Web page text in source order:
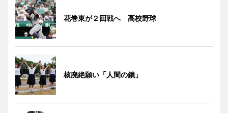
花巻東が２回戦へ 高校野球
核廃絶願い「人間の鎖」